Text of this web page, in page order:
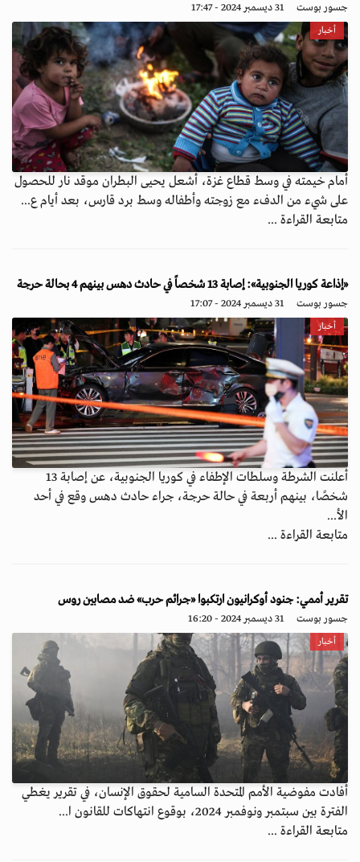
جسور بوست 31 ديسمبر 2024 - 17:47
أخبار
أمام خيمته في وسط قطاع غزة، أشعل يحيى البطران موقد نار للحصول
على شيء من الدفء مع زوجته وأطفاله وسط برد قارس، بعد أيام ع...
متابعة القراءة ...
«إذاعة كوريا الجنوبية»: إصابة 13 شخصاً في حادث دهس بينهم 4 بحالة حرجة
جسور بوست 31 ديسمبر 2024 - 17:07
أخبار
أعلنت الشرطة وسلطات الإطفاء في كوريا الجنوبية، عن إصابة 13
شخصًا، بينهم أربعة في حالة حرجة، جراء حادث دهس وقع في أحد
الأ...
متابعة القراءة ...
تقرير أممي: جنود أوكرانيون ارتكبوا «جرائم حرب» ضد مصابين روس
جسور بوست 31 ديسمبر 2024 - 16:20
أخبار
أفادت مفوضية الأمم المتحدة السامية لحقوق الإنسان، في تقرير يغطي
الفترة بين سبتمبر ونوفمبر 2024، بوقوع انتهاكات للقانون ا...
متابعة القراءة ...